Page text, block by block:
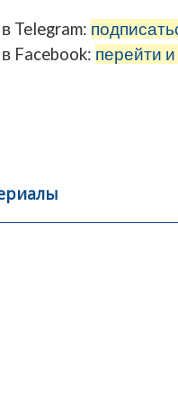
Telegram:
Facebook: перейти и